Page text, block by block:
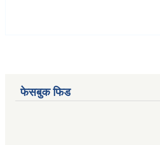
फेसबुक फिड